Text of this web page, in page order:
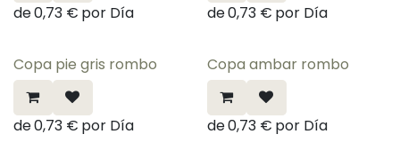
de0,73 € por Día de0,73€ por Día
Copa pie gris rombo
de0,73 € por Día
Copa ambar rombo
de0,73€ por Día